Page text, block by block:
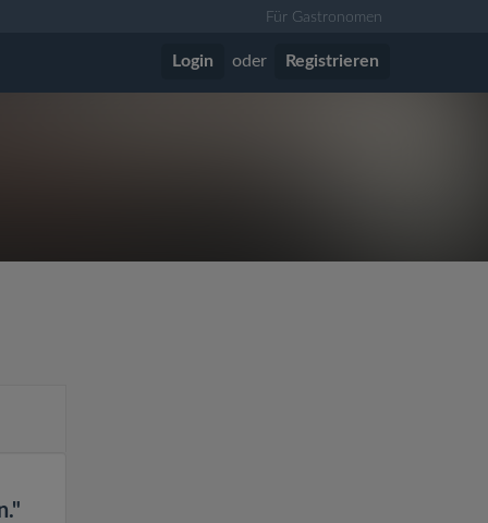
Für Gastronomen
Login oder Registrieren